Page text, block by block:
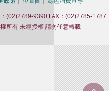
(02)2789-9390 FAX：(02)2785-1787
所有 未經授權 請勿任意轉載